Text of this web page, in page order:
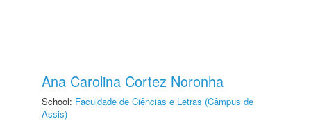
Ana Carolina Cortez Noronha
School: Faculdade de Ciências e Letras (Câmpus de
Assis)